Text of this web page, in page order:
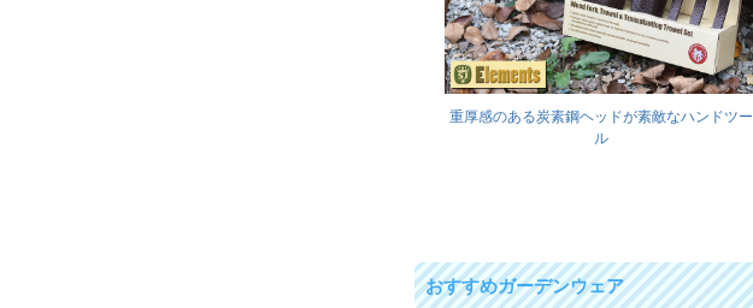
重厚感のある炭素鋼ヘッドが素敵なハンドツー
ル
おすすめガーデンウェア